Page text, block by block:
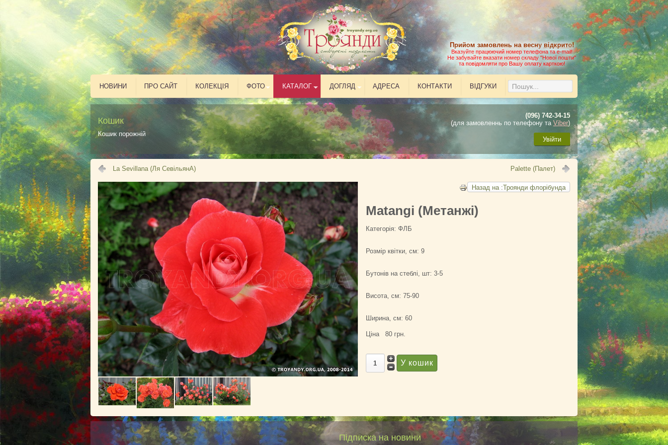
НОВИНИ ПРО САЙТ КОЛЕКЦІЯ ФОТО КАТАЛОГ ДОГЛЯД АДРЕСА КОНТАКТИ ВІДГУКИ
Прийом замовлень на весну відкрито!
Вказуйте працюючий номер телефона та e-mail!
Не забувайте вказати номер складу "Нової пошти"
та повідомляти про Вашу оплату карткою!
Кошик
Кошик порожній
(096) 742-34-15
(для замовленнь по телефону та Viber)
Увійти
La Sevillana (Ля СевільянА) Palette (Палет)
Назад на :Троянди флорібунда
Matangi (Метанжі)
Категорія: ФЛБ
Розмір квітки, см: 9
Бутонів на стеблі, шт: 3-5
Висота, см: 75-90
Ширина, см: 60
Ціна 80 грн.
Підписка на новини